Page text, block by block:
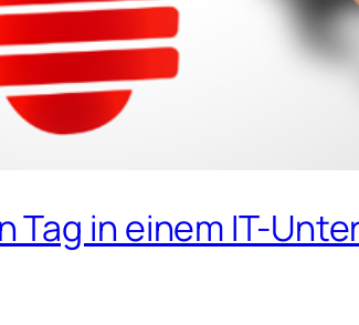
in einem IT-